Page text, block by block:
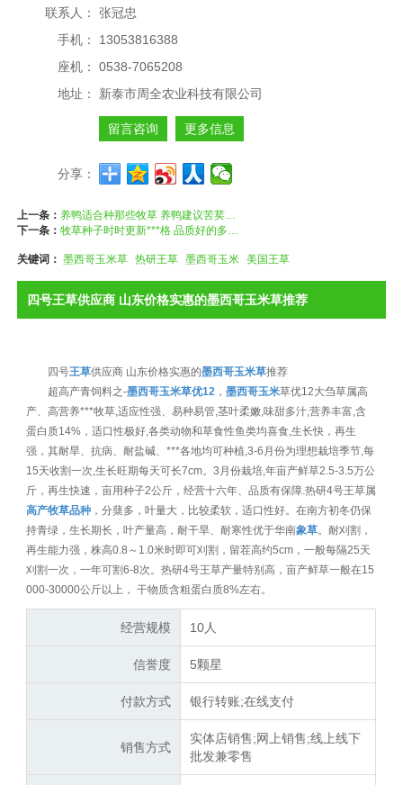
联系人：
张冠忠
手机：
13053816388
座机：
0538-7065208
地址：
新泰市周全农业科技有限公司
留言咨询 更多信息
分享：
上一条：
养鸭适合种那些牧草 养鸭建议苦荬菜 黑麦草 籽粒苋等
下一条：
牧草种子时时更新***格 品质好的多年生牧草种子
关键词：墨西哥玉米草 热研王草 墨西哥玉米 美国王草
四号王草供应商 山东价格实惠的墨西哥玉米草推荐
四号王草供应商 山东价格实惠的墨西哥玉米草推荐
超高产青饲料之-墨西哥玉米草优12 ，墨西哥玉米草优12大刍草属高
产、高营养***牧草,适应性强、易种易管,茎叶柔嫩,味甜多汁,营养丰富,含
蛋白质14%，适口性极好,各类动物和草食性鱼类均喜食,生长快，再生
强，其耐旱、抗病、耐盐碱、***各地均可种植,3-6月份为理想栽培季节,每
15天收割一次,生长旺期每天可长7cm。3月份栽培,年亩产鲜草2.5-3.5万公
斤，再生快速，亩用种子2公斤，经营十六年、品质有保障.热研4号王草属
高产牧草品种 ，分蘖多，叶量大，比较柔软，适口性好。在南方初冬仍保
持青绿，生长期长，叶产量高，耐干旱、耐寒性优于华南象草。耐刈割，
再生能力强，株高0.8～1.0米时即可刈割，留茬高约5cm，一般每隔25天
刈割一次，一年可割6-8次。热研4号王草产量特别高，亩产鲜草一般在15
000-30000公斤以上， 干物质含粗蛋白质8%左右。
经营规模 10人
信誉度 5颗星
付款方式 银行转账;在线支付
销售方式
实体店销售;网上销售;线上线下
批发兼零售